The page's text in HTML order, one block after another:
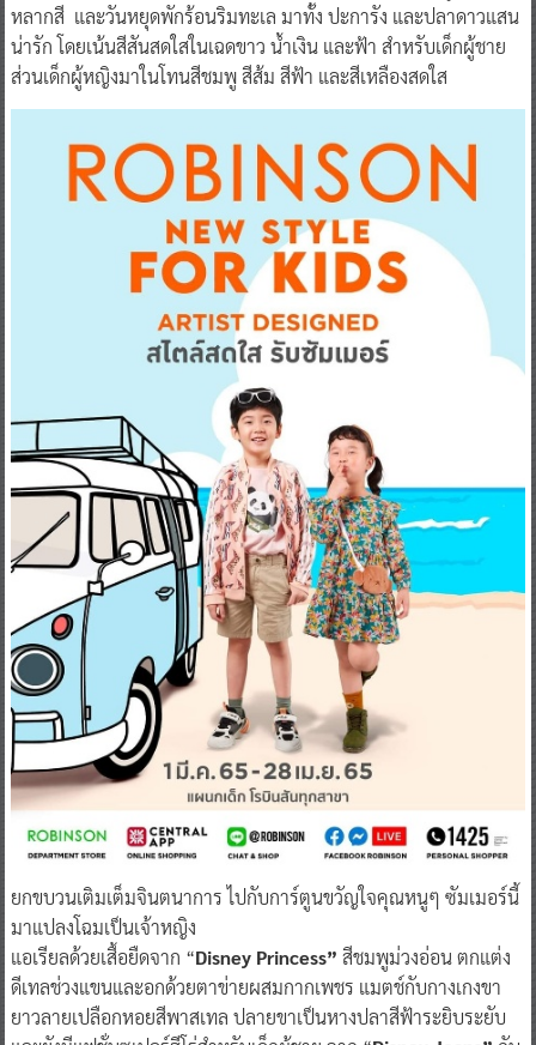
หลากสี และวันหยุดพักร้อนริมทะเล มาทั้ง ปะการัง และปลาดาวแสน
น่ารัก โดยเน้นสีสันสดใสในเฉดขาว น้ำเงิน และฟ้า สำหรับเด็กผู้ชาย
ส่วนเด็กผู้หญิงมาในโทนสีชมพู สีส้ม สีฟ้า และสีเหลืองสดใส
ยกขบวนเติมเต็มจินตนาการ ไปกับการ์ตูนขวัญใจคุณหนูๆ ซัมเมอร์นี้
มาแปลงโฉมเป็นเจ้าหญิง
แอเรียลด้วยเสื้อยืดจาก “Disney Princess” สีชมพูม่วงอ่อน ตกแต่ง
ดีเทลช่วงแขนและอกด้วยตาข่ายผสมกากเพชร แมตช์กับกางเกงขา
ยาวลายเปลือกหอยสีพาสเทล ปลายขาเป็นหางปลาสีฟ้าระยิบระยับ